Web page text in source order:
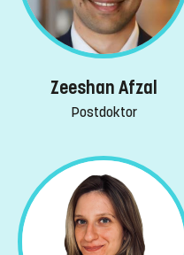
Zeeshan Afzal
Postdoktor